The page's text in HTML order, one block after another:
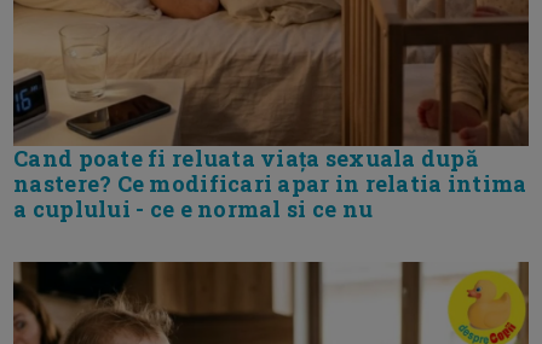
Cand poate fi reluata viața sexuala după
nastere? Ce modificari apar in relatia intima
a cuplului - ce e normal si ce nu